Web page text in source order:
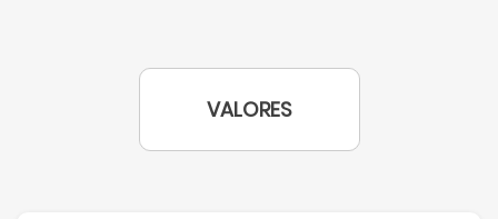
VALORES